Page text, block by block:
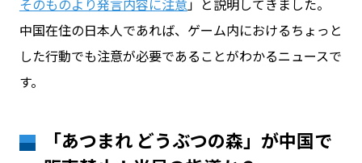
ログイン
法人登録
そのものより発言内容に注意」と説明してきました。
中国在住の日本人であれば、ゲーム内におけるちょっと
した行動でも注意が必要であることがわかるニュースで
す。
「あつまれ どうぶつの森」が中国で